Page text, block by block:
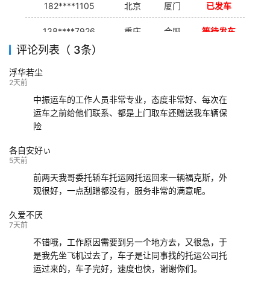
182****1105 北京 厦门 已发车
138****7926 重庆 合肥 等待发车
139****9233
评论列表（ 3条）
浮华若尘
2天前
中振运车的工作人员非常专业，态度非常好、每次在
运车之前给他们联系、都是上门取车还赠送我车辆保
险
各自安好ぃ
5天前
前两天我哥委托轿车托运网托运回来一辆福克斯，外
观很好，一点刮蹭都没有，服务非常的满意呢。
久爱不厌
7天前
不错哦，工作原因需要到另一个地方去，又很急，于
是我先坐飞机过去了，车子是让同事找的托运公司托
运过来的，车子完好，速度也快，谢谢你们。